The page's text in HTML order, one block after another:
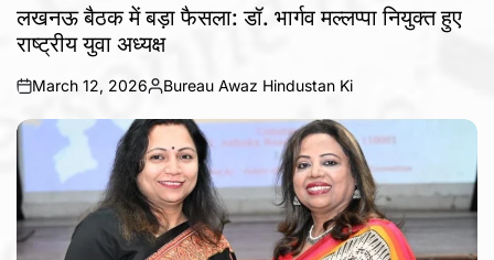
लखनऊ बैठक में बड़ा फैसला: डॉ. भार्गव मल्लप्पा नियुक्त हुए
राष्ट्रीय युवा अध्यक्ष
on
March 12, 2026
Posted
by
Bureau Awaz Hindustan Ki